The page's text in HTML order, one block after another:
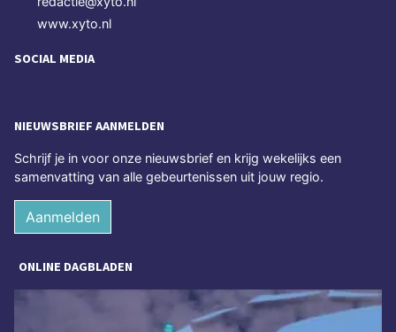
www.xyto.nl
SOCIAL MEDIA
NIEUWSBRIEF AANMELDEN
Schrijf je in voor onze nieuwsbrief en krijg wekelijks een
samenvatting van alle gebeurtenissen uit jouw regio.
Aanmelden
ONLINE DAGBLADEN